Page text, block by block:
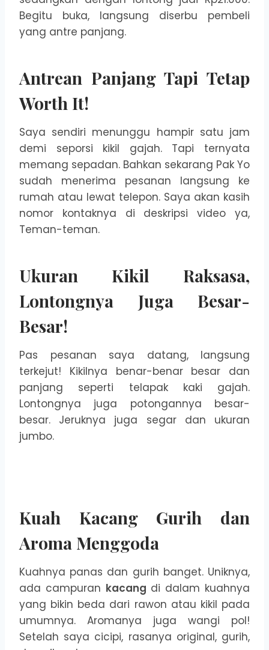
Begitu buka, langsung diserbu pembeli
yang antre panjang.
Antrean Panjang Tapi Tetap
Worth It!
Saya sendiri menunggu hampir satu jam
demi seporsi kikil gajah. Tapi ternyata
memang sepadan. Bahkan sekarang Pak Yo
sudah menerima pesanan langsung ke
rumah atau lewat telepon. Saya akan kasih
nomor kontaknya di deskripsi video ya,
Teman-teman.
Ukuran Kikil Raksasa,
Lontongnya Juga Besar-
Besar!
Pas pesanan saya datang, langsung
terkejut! Kikilnya benar-benar besar dan
panjang seperti telapak kaki gajah.
Lontongnya juga potongannya besar-
besar. Jeruknya juga segar dan ukuran
jumbo.
Kuah Kacang Gurih dan
Aroma Menggoda
Kuahnya panas dan gurih banget. Uniknya,
ada campuran kacang di dalam kuahnya
yang bikin beda dari rawon atau kikil pada
umumnya. Aromanya juga wangi pol!
Setelah saya cicipi, rasanya original, gurih,